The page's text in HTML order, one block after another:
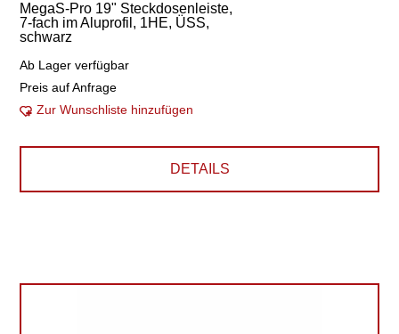
MegaS-Pro 19" Steckdosenleiste,
7-fach im Aluprofil, 1HE, ÜSS,
schwarz
Ab Lager verfügbar
Preis auf Anfrage
Zur Wunschliste hinzufügen
DETAILS